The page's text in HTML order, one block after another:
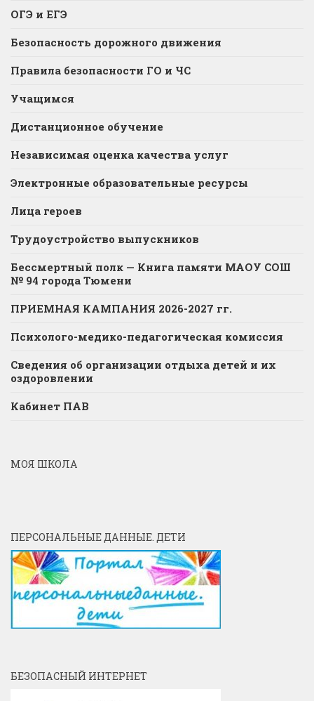
ОГЭ и ЕГЭ
Безопасность дорожного движения
Правила безопасности ГО и ЧС
Учащимся
Дистанционное обучение
Независимая оценка качества услуг
Электронные образовательные ресурсы
Лица героев
Трудоустройство выпускников
Бессмертный полк — Книга памяти МАОУ СОШ
№ 94 города Тюмени
ПРИЕМНАЯ КАМПАНИЯ 2026-2027 гг.
Психолого-медико-педагогическая комиссия
Сведения об организации отдыха детей и их
оздоровлении
Кабинет ПАВ
МОЯ ШКОЛА
ПЕРСОНАЛЬНЫЕ ДАННЫЕ. ДЕТИ
БЕЗОПАСНЫЙ ИНТЕРНЕТ